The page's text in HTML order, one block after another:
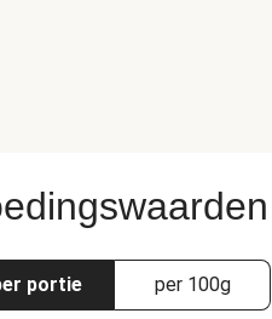
portie per 100g